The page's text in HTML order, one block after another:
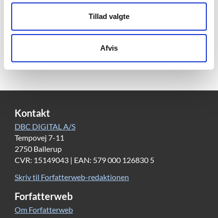
Tillad valgte
Afvis
anskue verden. Han har siden uddannelsen oversat et
satiriske værk ”Satyricon” og et lille udvalg fra 7. og 8.
bog af Plinius den Ældres naturhistorie, som også har
tjent som oplæg til Voetmanns første roman ”Vågen”.
Kontakt
DBC DIGITAL A/S
Tempovej 7-11
2750 Ballerup
CVR: 15149043 | EAN: 579 000 126830 5
Skriv til Forfatterweb-redaktionen
Forfatterweb
Om Forfatterweb